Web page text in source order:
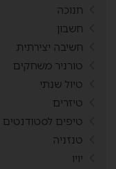
חנוכה
חשבון
חשיבה יצירתית
טורניר משחקים
טיול שנתי
טיזרים
טיפים לסטודנטים
טנזניה
יויו